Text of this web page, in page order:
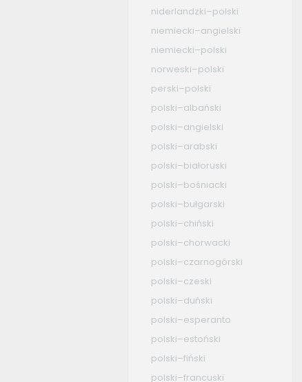
niderlandzki–polski
niemiecki–angielski
niemiecki–polski
norweski–polski
perski–polski
polski–albański
polski–angielski
polski–arabski
polski–białoruski
polski–bośniacki
polski–bułgarski
polski–chiński
polski–chorwacki
polski–czarnogórski
polski–czeski
polski–duński
polski–esperanto
polski–estoński
polski–fiński
polski–francuski